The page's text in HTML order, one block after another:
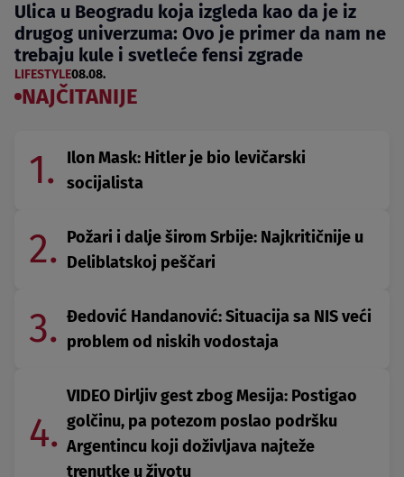
Ulica u Beogradu koja izgleda kao da je iz
drugog univerzuma: Ovo je primer da nam ne
trebaju kule i svetleće fensi zgrade
LIFESTYLE08.08.
NAJČITANIJE
1.
Ilon Mask: Hitler je bio levičarski
socijalista
2. Požari i dalje širom Srbije: Najkritičnije u
Deliblatskoj peščari
3. Đedović Handanović: Situacija sa NIS veći
problem od niskih vodostaja
4.
VIDEO Dirljiv gest zbog Mesija: Postigao
golčinu, pa potezom poslao podršku
Argentincu koji doživljava najteže
trenutke u životu